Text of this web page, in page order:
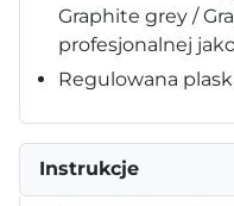
Graphite grey /
profesjonalnej
Regulowana
Instrukcje